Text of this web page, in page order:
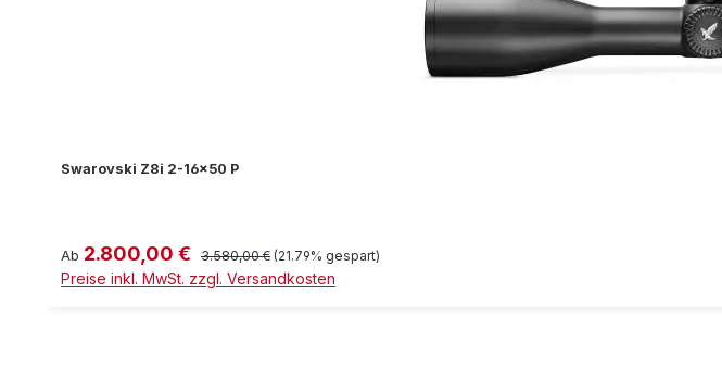
Swarovski Z8i 2-16x50 P
Verkaufspreis:
Ab 2.800,00 € Regulärer Preis:
3.580,00 € (21.79% gespart)
Preise inkl. MwSt. zzgl. Versandkosten